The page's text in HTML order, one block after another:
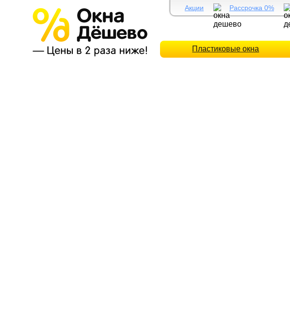
Акции Рассрочка 0%
Пластиковые окна